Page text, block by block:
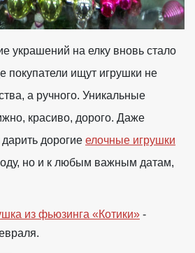
украшений на елку вновь стало
покупатели ищут игрушки не
а ручного. Уникальные
красиво, дорого. Даже
дорогие елочные игрушки
но и к любым важным датам,
из фьюзинга «Котики» -